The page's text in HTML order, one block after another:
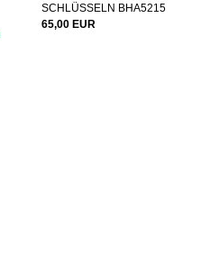
SCHLÜSSELN BHA5215
65,00 EUR